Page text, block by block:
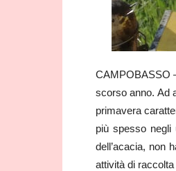
CAMPOBASSO
scorso anno. Ad
primavera
più spesso negli
dell’acacia, non
attività di raccolta